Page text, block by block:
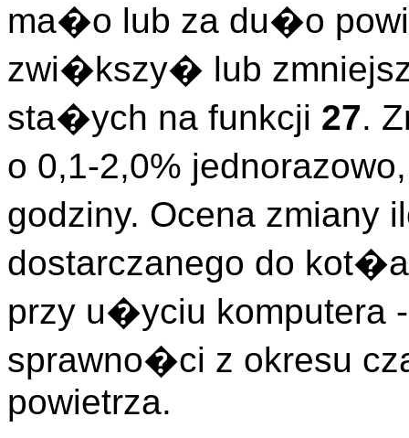
ma�o lub za du�o
zwi�kszy� lub
sta�ych na funkcji 27.
o 0,1-2,0%
godziny. Ocena zmiany
dostarczanego do
przy u�yciu
sprawno�ci z okresu
powietrza.